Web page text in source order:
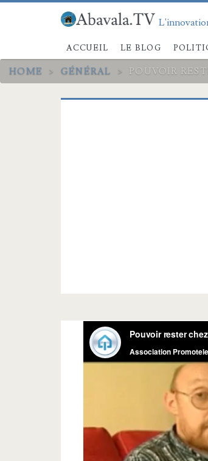
ACCUEIL LE BLOG
HOME > GÉNÉRAL > POUVOIR